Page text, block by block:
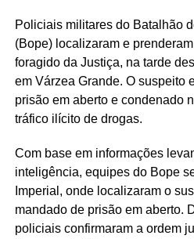
Policiais militares do Batalhão
(Bope) localizaram e
foragido da Justiça, na tarde
em Várzea Grande. O suspeito
prisão em aberto e condenado
tráfico ilícito de drogas.
Com base em informações
inteligência, equipes do Bope
Imperial, onde localizaram o
mandado de prisão em aberto.
policiais confirmaram a ordem